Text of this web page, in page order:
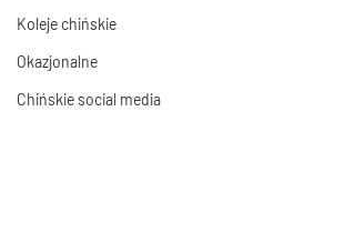
Koleje chińskie
Okazjonalne
Chińskie social media